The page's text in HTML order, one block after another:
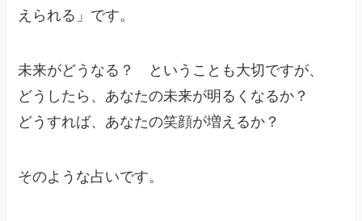
えられる」です。
未来がどうなる？ ということも大切ですが、
どうしたら、あなたの未来が明るくなるか？
どうすれば、あなたの笑顔が増えるか？
そのような占いです。